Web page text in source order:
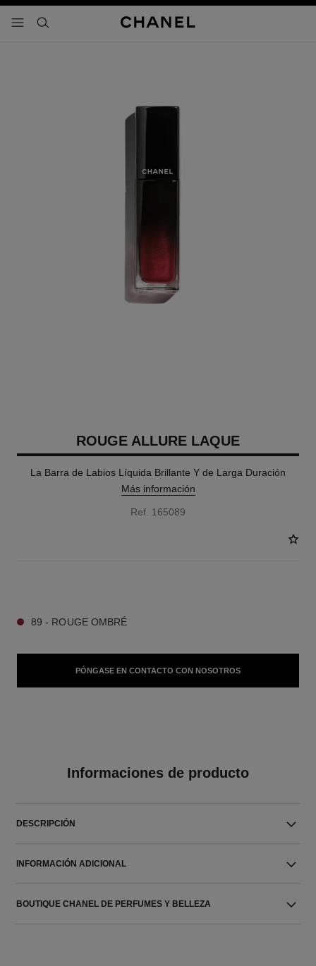
- navegación principal
buscar
ROUGE ALLURE LAQUE
La Barra de Labios Líquida Brillante Y de Larga Duración
Más información
Ref. 165089
89 - ROUGE OMBRÉ
PÓNGASE EN CONTACTO CON NOSOTROS
Informaciones de producto
DESCRIPCIÓN
INFORMACIÓN ADICIONAL
BOUTIQUE CHANEL DE PERFUMES Y BELLEZA